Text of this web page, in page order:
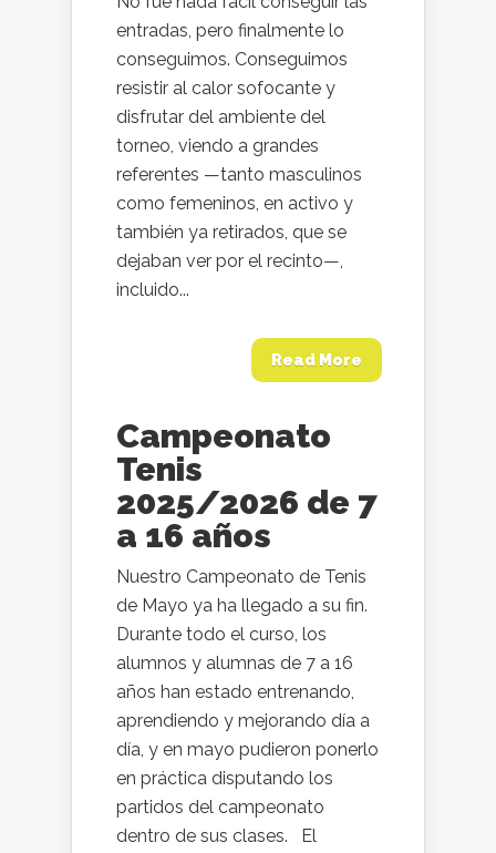
entradas, pero finalmente lo
conseguimos. Conseguimos
resistir al calor sofocante y
disfrutar del ambiente del
torneo, viendo a grandes
referentes —tanto masculinos
como femeninos, en activo y
también ya retirados, que se
dejaban ver por el recinto—,
incluido...
Read More
Campeonato
Tenis
2025/2026 de 7
a 16 años
Nuestro Campeonato de Tenis
de Mayo ya ha llegado a su fin.
Durante todo el curso, los
alumnos y alumnas de 7 a 16
años han estado entrenando,
aprendiendo y mejorando día a
día, y en mayo pudieron ponerlo
en práctica disputando los
partidos del campeonato
dentro de sus clases. El